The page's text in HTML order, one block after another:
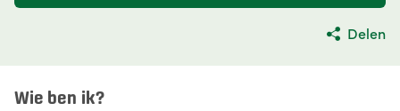
Delen
Wie ben ik?